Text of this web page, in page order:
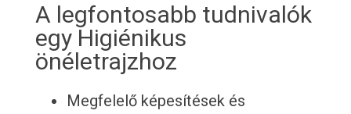
A legfontosabb tudnivalók
egy Higiénikus
önéletrajzhoz
Megfelelő képesítések és